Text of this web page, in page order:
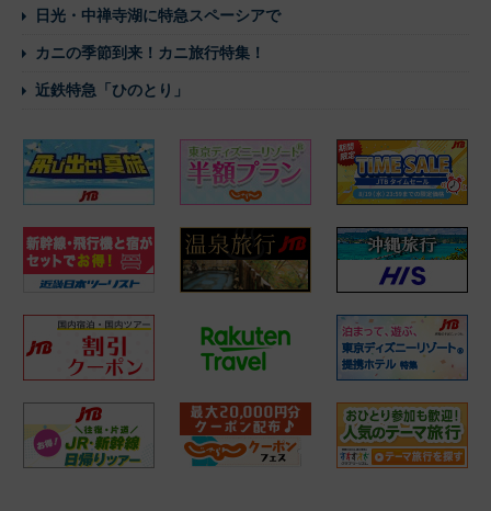
日光・中禅寺湖に特急スペーシアで
カニの季節到来！カニ旅行特集！
近鉄特急「ひのとり」